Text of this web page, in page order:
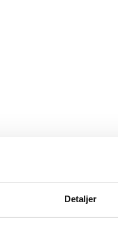
Detaljer